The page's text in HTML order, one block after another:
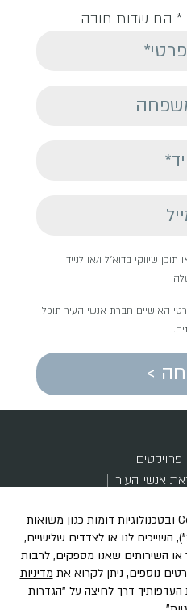
* הם שדות חובה
שיווקי בדוא"ל ו/או לנייד
האישיים חברת אנשי העיר תוכל
>
פרויקטים
אנשי העיר
שינוי
מדברים עלינו
האתי
קריירה
מדיניות פרטיות
מבצע